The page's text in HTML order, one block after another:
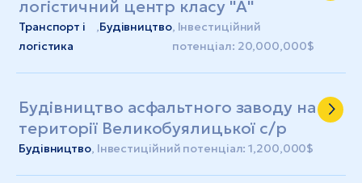
логістичний центр класу "А"
Транспорт і
логістика
Будівництво, Інвестиційний
потенціал: 20,000,000$
Будівництво асфальтного заводу на
території Великобуялицької с/р
Будівництво, Інвестиційний потенціал: 1,200,000$